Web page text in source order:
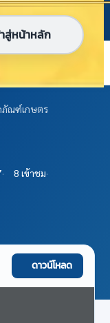
าสู่หน้าหลัก
ไทย EN
ภัณฑ์เกษตร
· 8 เข้าชม·
ดาวน์โหลด